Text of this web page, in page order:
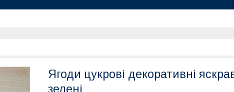
Ягоди цукрові декоративні
зелені